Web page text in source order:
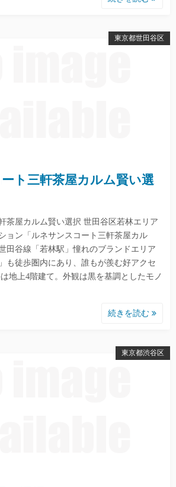
東京都世田谷区
ト三軒茶屋カルム賢い選
茶屋カルム賢い選択 世田谷区若林エリア
ョン「ルネサンスコート三軒茶屋カル
田谷線「若林駅」憧れのブランドエリア
も徒歩圏内にあり、誰もが羨む好アクセ
地上4階建て。外観は黒を基調としたモノ
続きを読む
東京都渋谷区